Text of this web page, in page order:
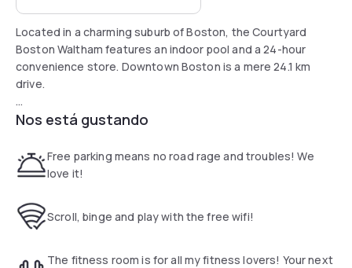
Located in a charming suburb of Boston, the Courtyard
Boston Waltham features an indoor pool and a 24-hour
convenience store. Downtown Boston is a mere 24.1 km
drive.
Each guest room features a work desk, a seating area with
cardiovascular equipment and free weights.
variety of dinner options and cocktails in the evening.
Several alternative dining options can be found nearby and
American cuisine.
Nos está gustando
Free parking means no road rage and troubles! We
love it!
Scroll, binge and play with the free wifi!
The fitness room is for all my fitness lovers! Your next